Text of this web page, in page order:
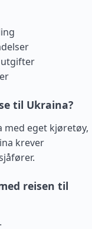
utgifter
til Ukraina?
med eget kjøretøy,
krever
reisen til